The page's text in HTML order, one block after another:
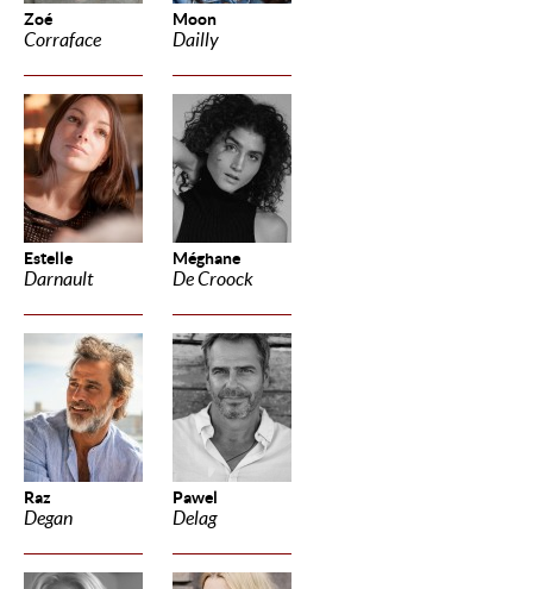
Zoé
Corraface
Moon
Dailly
Estelle
Darnault
Méghane
De Croock
Raz
Degan
Pawel
Delag